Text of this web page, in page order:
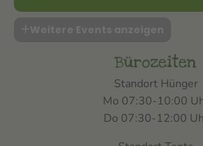
Bürozeiten
Standort Hünger
Mo 07:30-10:00
Do 07:30-12:00